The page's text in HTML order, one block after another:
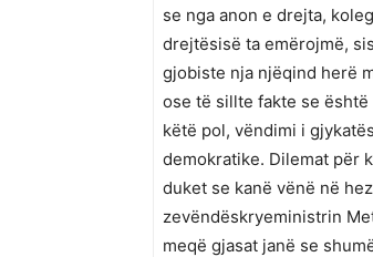
se nga anon e drejta,
drejtësisë ta emërojmë,
gjobiste nja njëqind herë
ose të sillte fakte se
këtë pol, vëndimi i
demokratike. Dilemat për
duket se kanë vënë në
zevëndëskryeministrin
meqë gjasat janë se